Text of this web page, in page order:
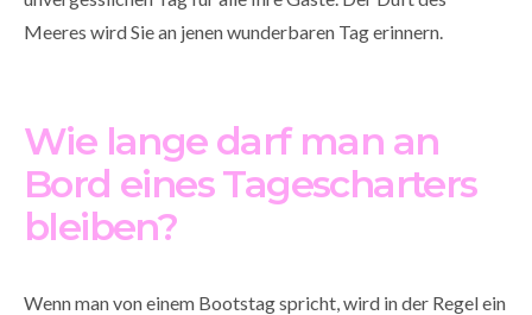
Meeres wird Sie an jenen wunderbaren Tag erinnern.
Wie lange darf man an
Bord eines Tagescharters
bleiben?
Wenn man von einem Bootstag spricht, wird in der Regel ein